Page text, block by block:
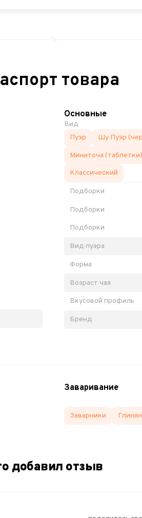
товара
Основные
Вид
Пуэр
Шу Пуэр
Миниточа (таблетки)
Классический
Подборки
Подборки
Подборки
Вид пуэра
Форма
Возраст чая
Вкусовой профиль
Бренд
Заваривание
Заварники
добавил отзыв